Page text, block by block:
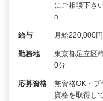
にご相談下さ
a…
給与 月給220,000
勤務地
東京都足立区
0分
応募資格
無資格OK・
資格を取得し